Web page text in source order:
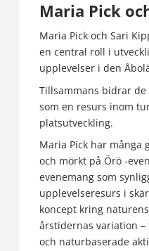
Maria Pick
Maria Pick och Sari
en central roll i
upplevelser i den
Tillsammans bidrar
som en resurs inom
platsutveckling.
Maria Pick har många
och mörkt på Örö -
evenemang som
upplevelseresurs i
koncept kring
årstidernas variation
och naturbaserade